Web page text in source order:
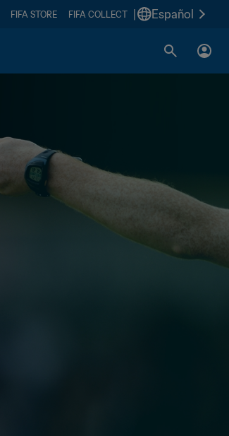
FIFA STORE FIFA COLLECT Español